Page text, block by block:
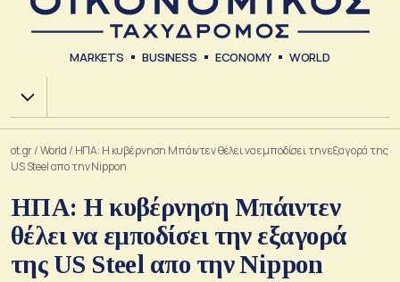
MARKETS BUSINESS ECONOMY WORLD
Χ.Α.
ot.gr/World / ΗΠΑ: Η κυβέρνηση Μπάιντεν θέλει να εμποδίσει την εξαγορά της
US Steel απο την Nippon
ΗΠΑ: Η κυβέρνηση Μπάιντεν
θέλει να εμποδίσει την εξαγορά
της US Steel απο την Nippon